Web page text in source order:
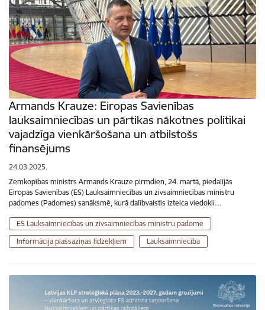
Armands Krauze: Eiropas Savienības
lauksaimniecības un pārtikas nākotnes politikai
vajadzīga vienkāršošana un atbilstošs
finansējums
24.03.2025.
Zemkopības ministrs Armands Krauze pirmdien, 24. martā, piedalījās
Eiropas Savienības (ES) Lauksaimniecības un zivsaimniecības ministru
padomes (Padomes) sanāksmē, kurā dalībvalstis izteica viedokli…
ES Lauksaimniecības un zivsaimniecības ministru padome
Informācija plašsaziņas līdzekļiem
Lauksaimniecība